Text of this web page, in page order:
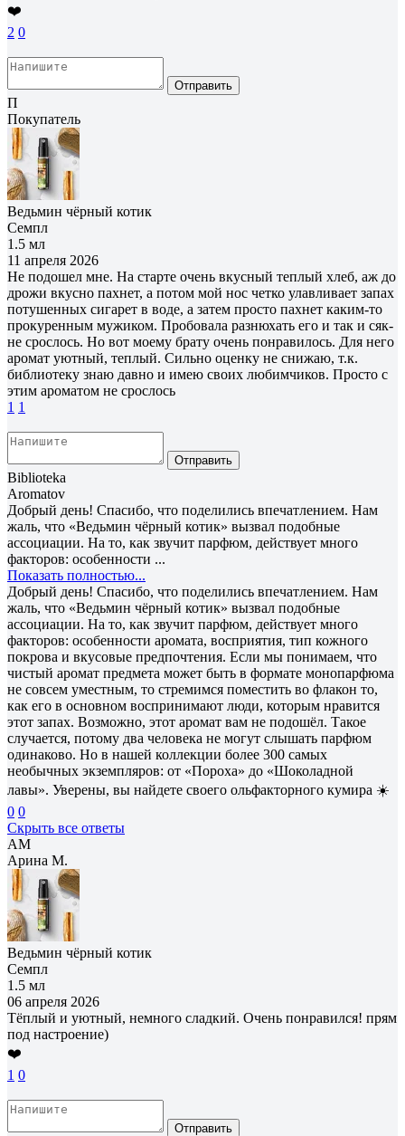
❤️
2 0
Отправить
П
Покупатель
Ведьмин чёрный котик
Семпл
1.5 мл
11 апреля 2026
Не подошел мне. На старте очень вкусный теплый хлеб, аж до
дрожи вкусно пахнет, а потом мой нос четко улавливает запах
потушенных сигарет в воде, а затем просто пахнет каким-то
прокуренным мужиком. Пробовала разнюхать его и так и сяк-
не срослось. Но вот моему брату очень понравилось. Для него
аромат уютный, теплый. Сильно оценку не снижаю, т.к.
библиотеку знаю давно и имею своих любимчиков. Просто с
этим ароматом не срослось
1 1
Отправить
Biblioteka
Aromatov
Добрый день! Спасибо, что поделились впечатлением. Нам
жаль, что «Ведьмин чёрный котик» вызвал подобные
ассоциации. На то, как звучит парфюм, действует много
факторов: особенности ...
Показать полностью...
Добрый день! Спасибо, что поделились впечатлением. Нам
жаль, что «Ведьмин чёрный котик» вызвал подобные
ассоциации. На то, как звучит парфюм, действует много
факторов: особенности аромата, восприятия, тип кожного
покрова и вкусовые предпочтения. Если мы понимаем, что
чистый аромат предмета может быть в формате монопарфюма
не совсем уместным, то стремимся поместить во флакон то,
как его в основном воспринимают люди, которым нравится
этот запах. Возможно, этот аромат вам не подошёл. Такое
случается, потому два человека не могут слышать парфюм
одинаково. Но в нашей коллекции более 300 самых
необычных экземпляров: от «Пороха» до «Шоколадной
лавы». Уверены, вы найдете своего ольфакторного кумира ☀️
0 0
Скрыть все ответы
АМ
Арина М.
Ведьмин чёрный котик
Семпл
1.5 мл
06 апреля 2026
Тёплый и уютный, немного сладкий. Очень понравился! прям
под настроение)
❤️
1 0
Отправить